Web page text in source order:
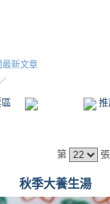
最新文章
影像館
第
秋季大養生湯